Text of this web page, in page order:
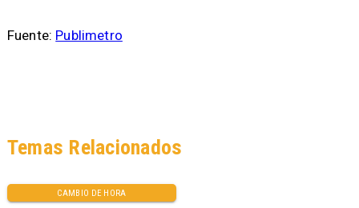
Fuente: Publimetro
CAMBIO DE HORA
Temas Relacionados